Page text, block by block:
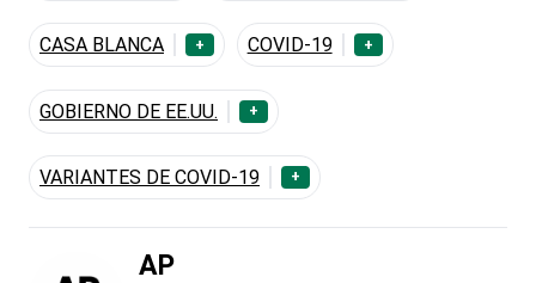
CASA BLANCA + COVID-19 +
GOBIERNO DE EE.UU. +
VARIANTES DE COVID-19 +
AP